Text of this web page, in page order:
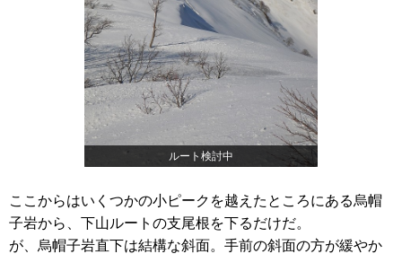
ルート検討中
ここからはいくつかの小ピークを越えたところにある烏帽
子岩から、下山ルートの支尾根を下るだけだ。
が、烏帽子岩直下は結構な斜面。手前の斜面の方が緩やか